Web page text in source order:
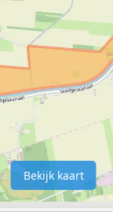
Bekijk kaart